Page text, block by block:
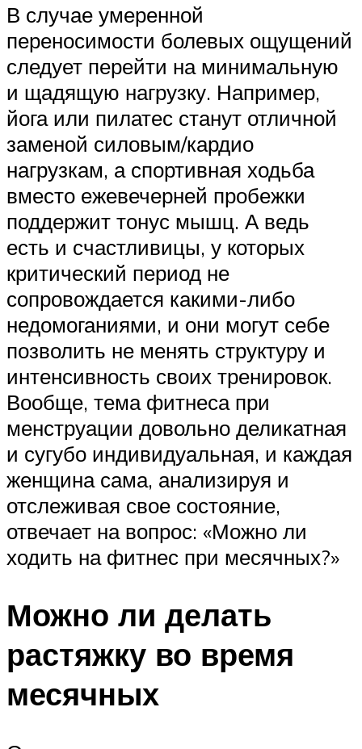
В случае умеренной
переносимости болевых ощущений
следует перейти на минимальную
и щадящую нагрузку. Например,
йога или пилатес станут отличной
заменой силовым/кардио
нагрузкам, а спортивная ходьба
вместо ежевечерней пробежки
поддержит тонус мышц. А ведь
есть и счастливицы, у которых
критический период не
сопровождается какими-либо
недомоганиями, и они могут себе
позволить не менять структуру и
интенсивность своих тренировок.
Вообще, тема фитнеса при
менструации довольно деликатная
и сугубо индивидуальная, и каждая
женщина сама, анализируя и
отслеживая свое состояние,
отвечает на вопрос: «Можно ли
ходить на фитнес при месячных?»
Можно ли делать
растяжку во время
месячных